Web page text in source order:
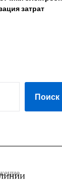
затрат
Поиск